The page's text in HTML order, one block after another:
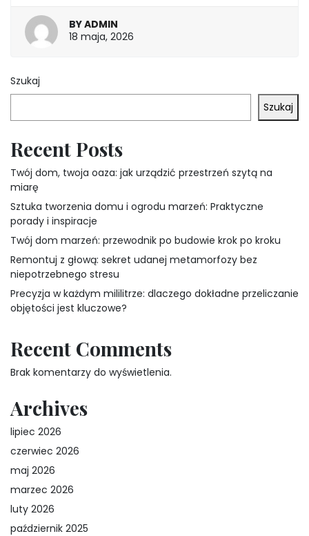
BYADMIN
18 maja, 2026
Szukaj
Szukaj
Recent Posts
Twój dom, twoja oaza: jak urządzić przestrzeń szytą na
miarę
Sztuka tworzenia domu i ogrodu marzeń: Praktyczne
porady i inspiracje
Twój dom marzeń: przewodnik po budowie krok po kroku
Remontuj z głową: sekret udanej metamorfozy bez
niepotrzebnego stresu
Precyzja w każdym mililitrze: dlaczego dokładne przeliczanie
objętości jest kluczowe?
Recent Comments
Brak komentarzy do wyświetlenia.
Archives
lipiec 2026
czerwiec 2026
maj 2026
marzec 2026
luty 2026
październik 2025